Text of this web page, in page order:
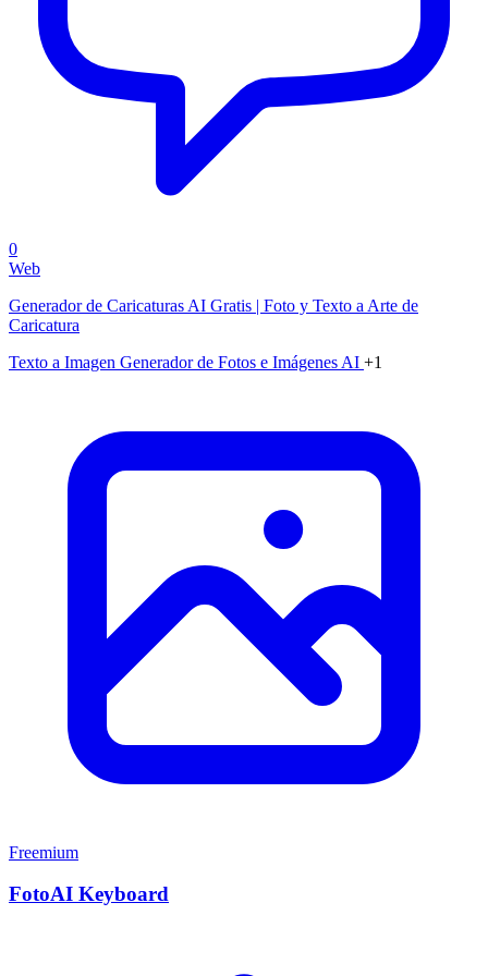
0
Web
Generador de Caricaturas AI Gratis | Foto y Texto a Arte de
Caricatura
Texto a Imagen Generador de Fotos e Imágenes AI +1
Freemium
FotoAI Keyboard